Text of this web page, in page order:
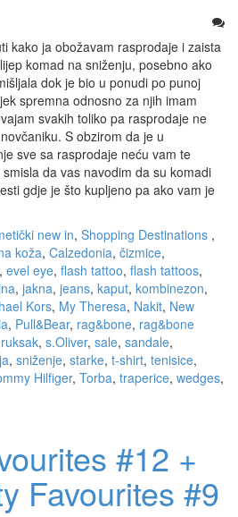
kako ja obožavam rasprodaje i zaista
komad na sniženju, posebno ako
dok je bio u ponudi po punoj
spremna odnosno za njih imam
svakih toliko pa rasprodaje ne
S obzirom da je u
sve sa rasprodaje neću vam te
da vas navodim da su komadi
gdje je što kupljeno pa ako vam je
new in, Shopping Destinations ,
koža, Calzedonia, čizmice,
, evel eye, flash tattoo, flash tattoos,
, jakna, jeans, kaput, kombinezon,
Kors, My Theresa, Nakit, New
, Pull&Bear, rag&bone, rag&bone
ruksak, s.Oliver, sale, sandale,
, sniženje, starke, t-shirt, tenisice,
Hilfiger, Torba, traperice, wedges,
#12 +
Favourites #9